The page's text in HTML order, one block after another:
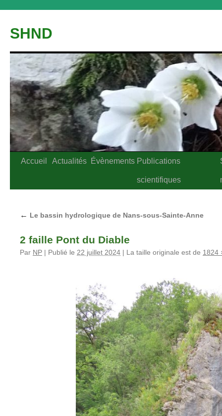
contenu
SHND
Accueil Actualités Évènements Publications
scientifiques
← Le bassin hydrologique de Nans-sous-Sainte-Anne
2 faille Pont du Diable
Par NP | Publié le 22 juillet 2024 | La taille originale est de 1824